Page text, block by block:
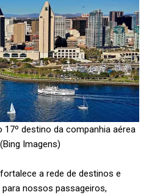
17º destino da companhia aérea
Imagens)
a rede de destinos e
nossos passageiros,